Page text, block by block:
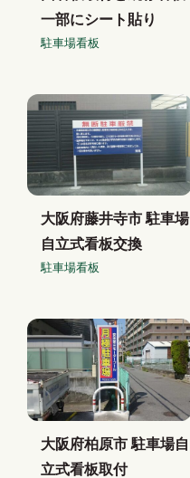
一部にシート貼り
駐車場看板
大阪府藤井寺市 駐車場
自立式看板交換
駐車場看板
大阪府柏原市 駐車場自
立式看板取付